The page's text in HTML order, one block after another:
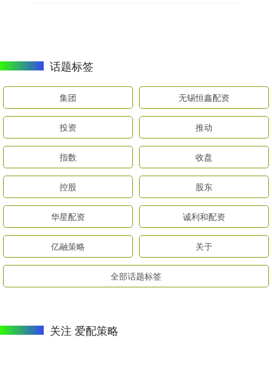
话题标签
集团 无锡恒鑫配资
投资 推动
指数 收盘
控股 股东
华星配资 诚利和配资
亿融策略 关于
全部话题标签
关注 爱配策略